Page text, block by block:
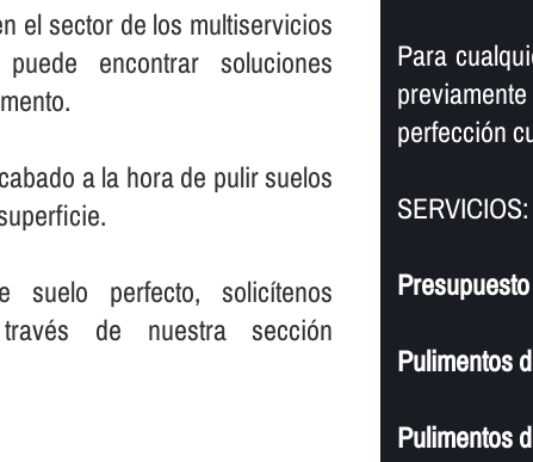
el sector de los multiservicios
encontrar soluciones
a la hora de pulir suelos
perfecto, solicí­tenos
de nuestra sección
Para
perfección
SERVICIOS:
Pulimentos
Pulimentos